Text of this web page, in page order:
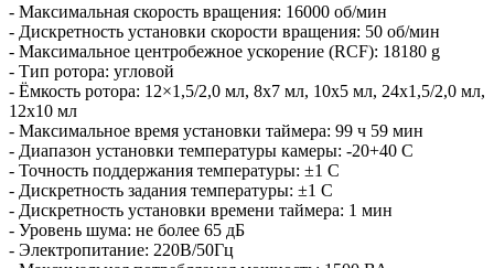
- Максимальная скорость вращения: 16000 об/мин
- Дискретность установки скорости вращения: 50 об/мин
- Максимальное центробежное ускорение (RCF): 18180 g
- Тип ротора: угловой
- Ёмкость ротора: 12×1,5/2,0 мл, 8х7 мл, 10х5 мл, 24х1,5/2,0 мл,
12х10 мл
- Максимальное время установки таймера: 99 ч 59 мин
- Диапазон установки температуры камеры: -20+40 С
- Точность поддержания температуры: ±1 С
- Дискретность задания температуры: ±1 С
- Дискретность установки времени таймера: 1 мин
- Уровень шума: не более 65 дБ
- Электропитание: 220В/50Гц